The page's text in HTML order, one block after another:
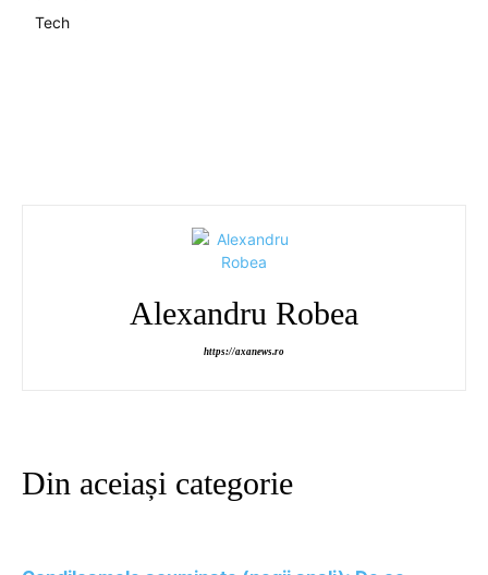
Tech
Alexandru Robea
https://axanews.ro
Din aceiași categorie